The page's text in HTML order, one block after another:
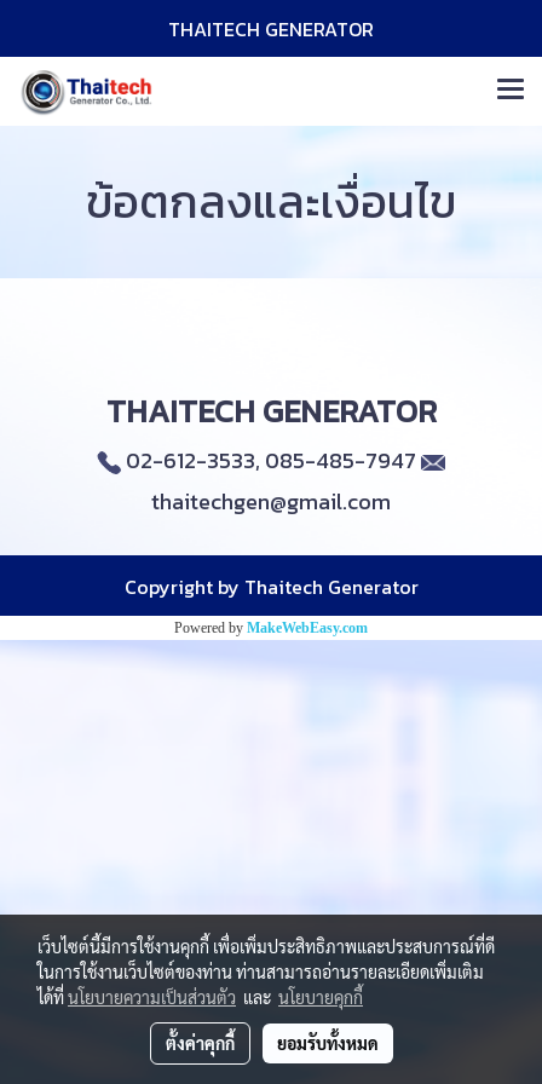
THAITECH GENERATOR
ข้อตกลงและเงื่อนไข
THAITECH GENERATOR
02-612-3533, 085-485-7947
thaitechgen@gmail.com
Copyright by Thaitech Generator
Powered by MakeWebEasy.com
เว็บไซต์นี้มีการใช้งานคุกกี้ เพื่อเพิ่มประสิทธิภาพและประสบการณ์ที่ดี
ในการใช้งานเว็บไซต์ของท่าน ท่านสามารถอ่านรายละเอียดเพิ่มเติม
ได้ที่นโยบายความเป็นส่วนตัว และ นโยบายคุกกี้
ตั้งค่าคุกกี้ ยอมรับทั้งหมด